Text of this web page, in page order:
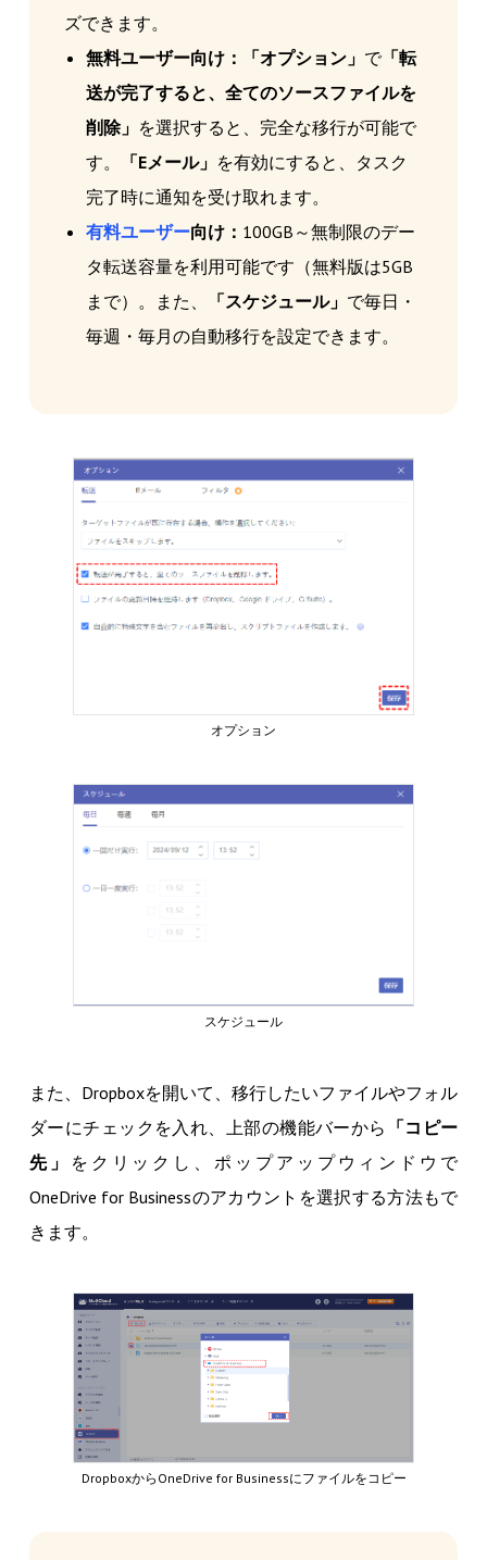
ズできます。
無料ユーザー向け：「オプション」 で「転
送が完了すると、全てのソースファイルを
削除」 を選択すると、完全な移行が可能で
す。
「Eメール」 を有効にすると、タスク
完了時に通知を受け取れます。
有料ユーザー向け： 100GB～無制限のデー
タ転送容量を利用可能です（無料版は5GB
まで）。また、
「スケジュール」 で毎日・
毎週・毎月の自動移行を設定できます。
オプション
スケジュール
また、Dropboxを開いて、移行したいファイルやフォル
ダーにチェックを入れ、上部の機能バーから 「コピー
先」
をクリックし、ポップアップウィンドウで
OneDrive for Businessのアカウントを選択する方法もで
きます。
DropboxからOneDrive for Businessにファイルをコピー